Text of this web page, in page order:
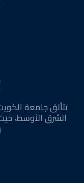
تتألق جامعة
الشرق الأوسط،